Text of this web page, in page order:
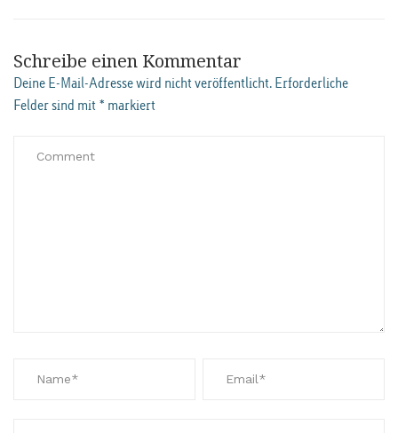
Schreibe einen Kommentar
Deine E-Mail-Adresse wird nicht veröffentlicht. Erforderliche
Felder sind mit * markiert